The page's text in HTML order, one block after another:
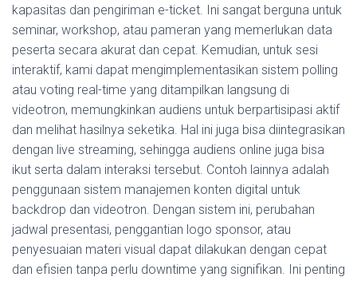
kapasitas dan pengiriman e-ticket. Ini sangat berguna untuk
seminar, workshop, atau pameran yang memerlukan data
peserta secara akurat dan cepat. Kemudian, untuk sesi
interaktif, kami dapat mengimplementasikan sistem polling
atau voting real-time yang ditampilkan langsung di
videotron, memungkinkan audiens untuk berpartisipasi aktif
dan melihat hasilnya seketika. Hal ini juga bisa diintegrasikan
dengan live streaming, sehingga audiens online juga bisa
ikut serta dalam interaksi tersebut. Contoh lainnya adalah
penggunaan sistem manajemen konten digital untuk
backdrop dan videotron. Dengan sistem ini, perubahan
jadwal presentasi, penggantian logo sponsor, atau
penyesuaian materi visual dapat dilakukan dengan cepat
dan efisien tanpa perlu downtime yang signifikan. Ini penting